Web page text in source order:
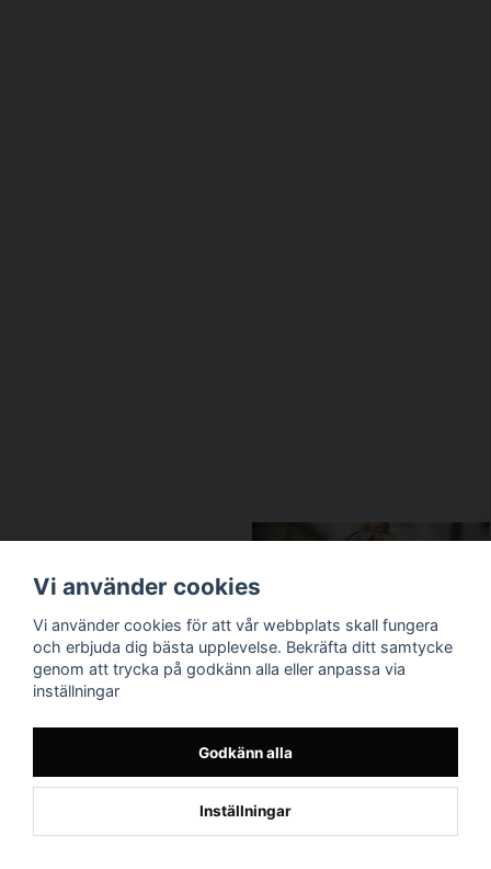
Vi använder cookies
Vi använder cookies för att vår webbplats skall fungera
och erbjuda dig bästa upplevelse. Bekräfta ditt samtycke
genom att trycka på godkänn alla eller anpassa via
inställningar
Godkänn alla
Inställningar